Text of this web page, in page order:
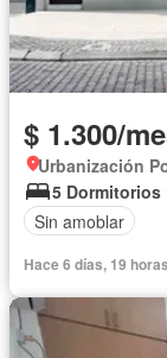
$ 1.300/
Urbanización
5 Dormitorios
Sin amoblar
Hace 6 días, 19